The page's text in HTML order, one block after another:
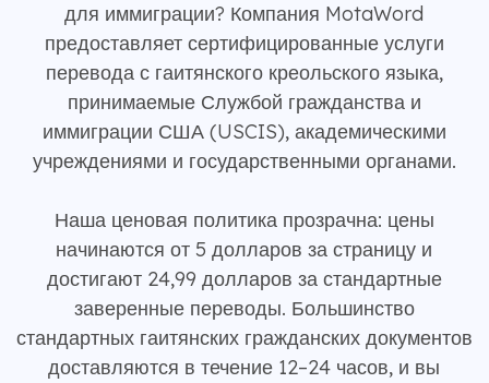
для иммиграции? Компания MotaWord
предоставляет сертифицированные услуги
перевода с гаитянского креольского языка,
принимаемые Службой гражданства и
иммиграции США (USCIS), академическими
учреждениями и государственными органами.
Наша ценовая политика прозрачна: цены
начинаются от 5 долларов за страницу и
достигают 24,99 долларов за стандартные
заверенные переводы. Большинство
стандартных гаитянских гражданских документов
доставляются в течение 12–24 часов, и вы